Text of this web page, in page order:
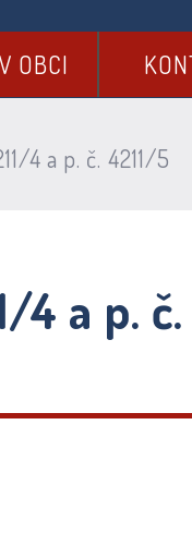
OBCI
4 a p. č. 4211/5
4 a p.